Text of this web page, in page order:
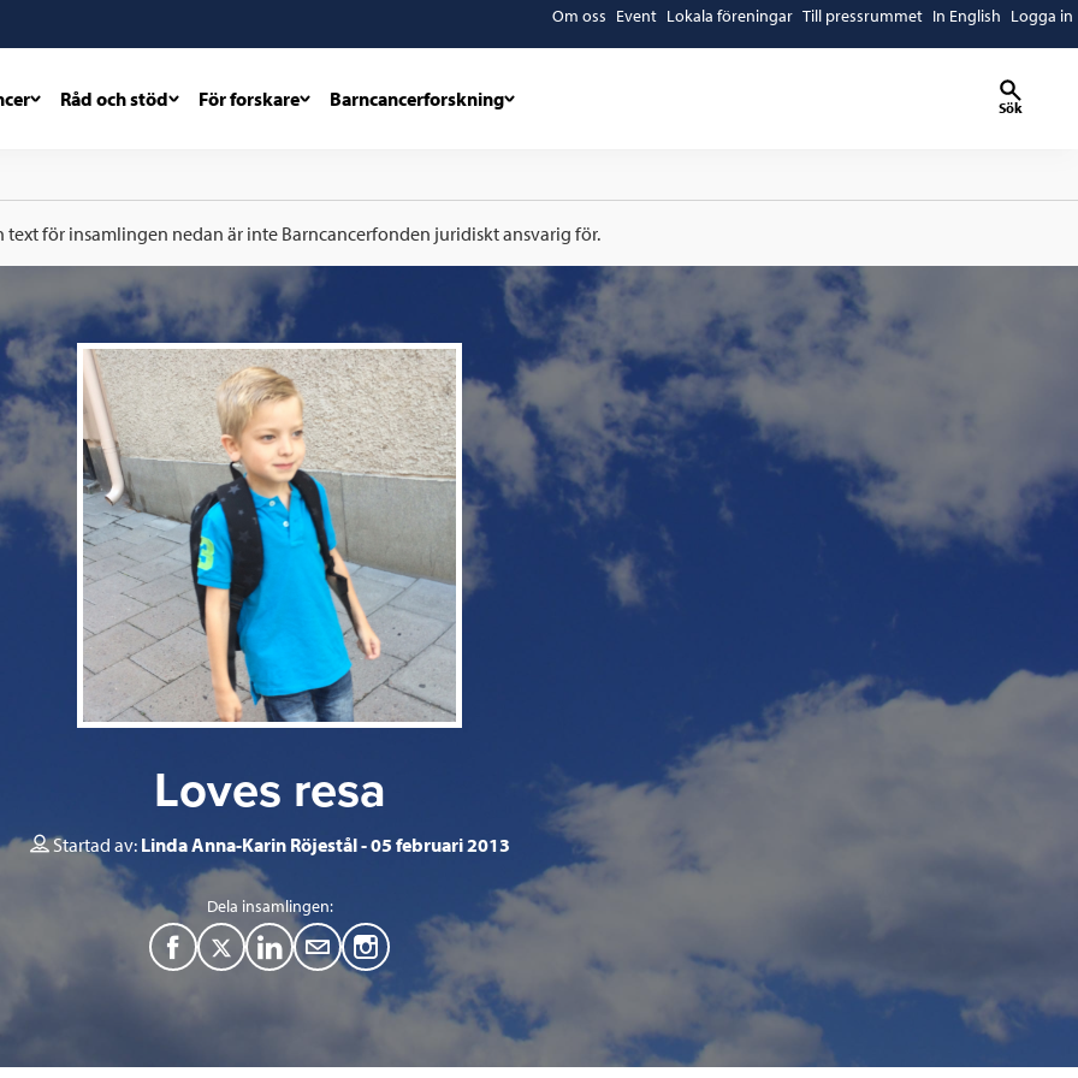
Om oss Event Lokala föreningar Till pressrummet In English Logga in
Råd och stöd För forskare Barncancerforskning Sök
text för insamlingen nedan är inte Barncancerfonden juridiskt ansvarig för.
Loves resa
Startad av: Linda Anna-Karin Röjestål 05 februari 2013
Dela insamlingen:
F
T
L
M